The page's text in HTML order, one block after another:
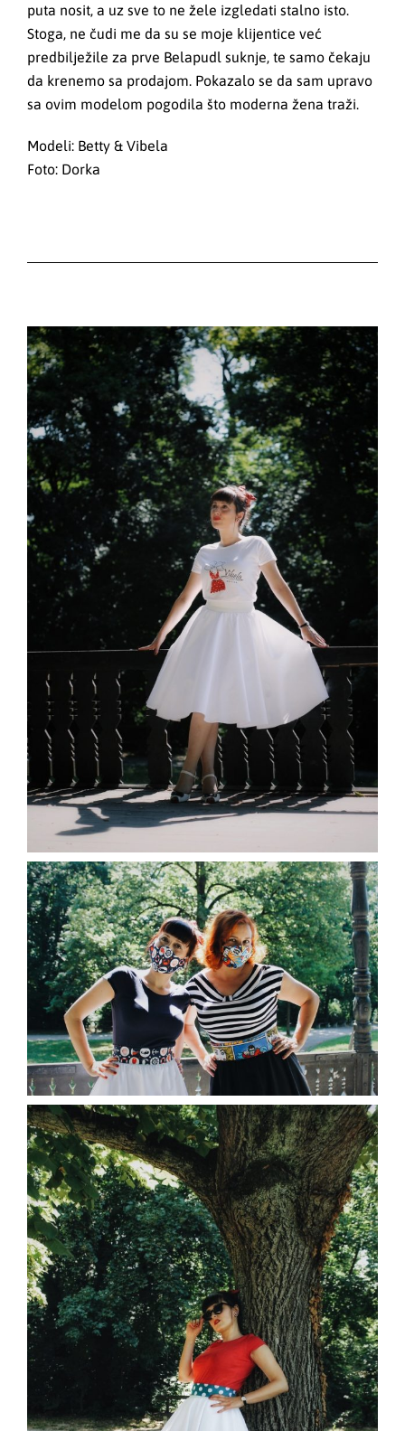
puta nosit, a uz sve to ne žele izgledati stalno isto.
Stoga, ne čudi me da su se moje klijentice već
predbilježile za prve Belapudl suknje, te samo čekaju
da krenemo sa prodajom. Pokazalo se da sam upravo
sa ovim modelom pogodila što moderna žena traži.
Modeli: Betty & Vibela
Foto: Dorka